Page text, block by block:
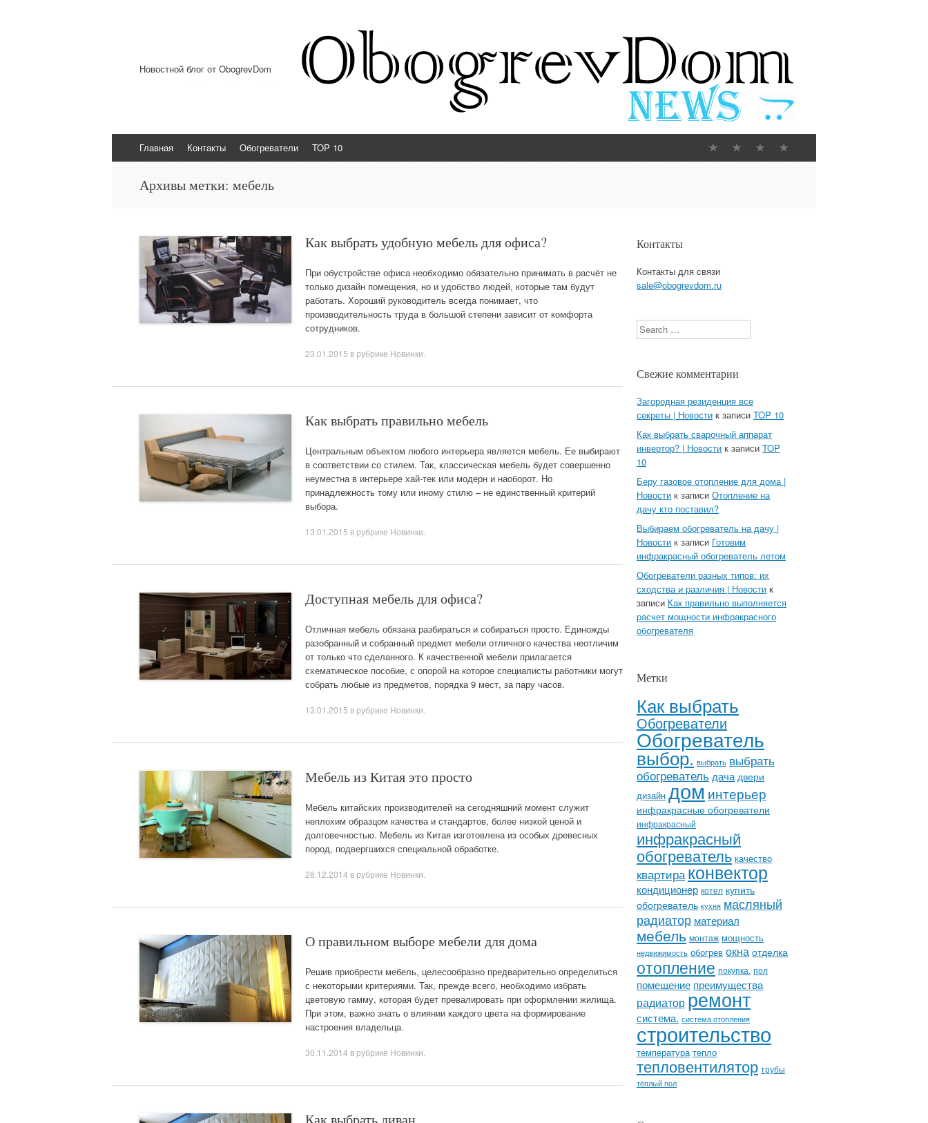
Новостной блог от ObogrevDom
Перейти к содержимому
Главная Контакты Обогреватели TOP 10
Архивы метки: мебель
Как выбрать удобную мебель для офиса?
При обустройстве офиса необходимо обязательно принимать в расчёт не
только дизайн помещения, но и удобство людей, которые там будут
работать. Хороший руководитель всегда понимает, что
производительность труда в большой степени зависит от комфорта
сотрудников.
23.01.2015 в рубрике Новинки
Как выбрать правильно мебель
Центральным объектом любого интерьера является мебель. Ее выбирают
в соответствии со стилем. Так, классическая мебель будет совершенно
неуместна в интерьере хай-тек или модерн и наоборот. Но
принадлежность тому или иному стилю – не единственный критерий
выбора.
13.01.2015 в рубрике Новинки
Доступная мебель для офиса?
Отличная мебель обязана разбираться и собираться просто. Единожды
разобранный и собранный предмет мебели отличного качества неотличим
от только что сделанного. К качественной мебели прилагается
схематическое пособие, с опорой на которое специалисты работники могут
собрать любые из предметов, порядка 9 мест, за пару часов.
13.01.2015 в рубрике Новинки
Мебель из Китая это просто
Мебель китайских производителей на сегодняшний момент служит
неплохим образцом качества и стандартов, более низкой ценой и
долговечностью. Мебель из Китая изготовлена из особых древесных
пород, подвергшихся специальной обработке.
28.12.2014 в рубрике Новинки
О правильном выборе мебели для дома
Решив приобрести мебель, целесообразно предварительно определиться
с некоторыми критериями. Так, прежде всего, необходимо избрать
цветовую гамму, которая будет превалировать при оформлении жилища.
При этом, важно знать о влиянии каждого цвета на формирование
настроения владельца.
30.11.2014 в рубрике Новинки
Как выбрать диван
Контакты
Контакты для связи
sale@obogrevdom.ru
Search
Свежие комментарии
Загородная резиденция все
секреты | Новости к записи TOP 10
Как выбрать сварочный аппарат
инвертор? | Новости к записи TOP
10
Беру газовое отопление для дома |
Новости к записи Отопление на
дачу кто поставил?
Выбираем обогреватель на дачу |
Новости к записи Готовим
инфракрасный обогреватель летом
Обогреватели разных типов: их
сходства и различия | Новости к
записи Как правильно выполняется
расчет мощности инфракрасного
обогревателя
Метки
Как выбрать
Обогреватели
Обогреватель
выбор. выбрать выбрать
обогреватель дача двери
дизайн доминтерьер
инфракрасные обогреватели
инфракрасный
инфракрасный
обогреватель качество
квартираконвектор
кондиционер котел купить
обогреватель кухня масляный
радиатор материал
мебель монтаж мощность
недвижимость обогрев окна отделка
отопление покупка. пол
помещение преимущества
радиаторремонт
система. система отопления
строительство
температура тепло
тепловентилятор трубы
тёплый пол